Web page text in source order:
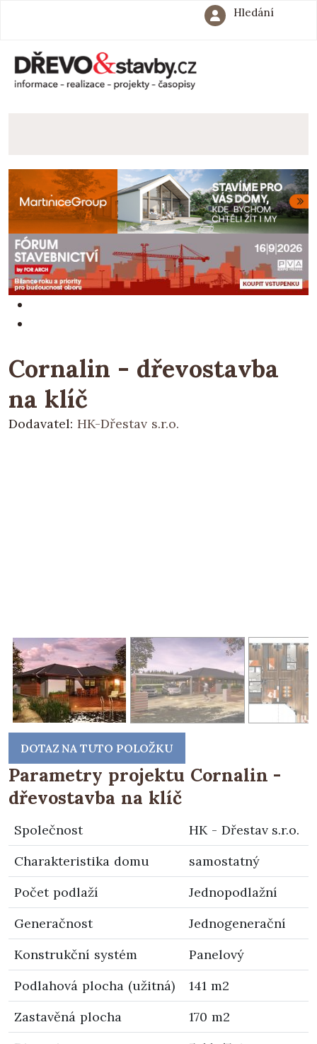
Hledání
Cornalin - dřevostavba
na klíč
Dodavatel: HK-Dřestav s.r.o.
DOTAZ NA TUTO POLOŽKU
Parametry projektu Cornalin -
dřevostavba na klíč
Společnost
HK - Dřestav s.r.o.
Charakteristika domu
samostatný
Počet podlaží
Jednopodlažní
Generačnost
Jednogenerační
Konstrukční systém
Panelový
Podlahová plocha (užitná)
141 m2
Zastavěná plocha
170 m2